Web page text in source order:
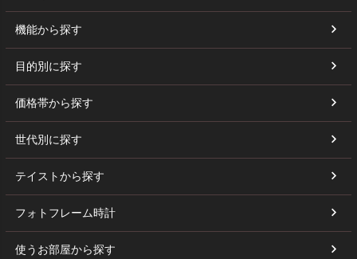
機能から探す
目的別に探す
価格帯から探す
世代別に探す
テイストから探す
フォトフレーム時計
使うお部屋から探す